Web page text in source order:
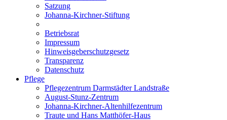
Satzung
Johanna-Kirchner-Stiftung
Betriebsrat
Impressum
Hinweisgeberschutzgesetz
Transparenz
Datenschutz
Pflege
Pflegezentrum Darmstädter Landstraße
August-Stunz-Zentrum
Johanna-Kirchner-Altenhilfezentrum
Traute und Hans Matthöfer-Haus